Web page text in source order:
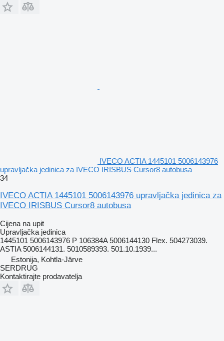
IVECO ACTIA 1445101 5006143976
upravljačka jedinica za IVECO IRISBUS Cursor8 autobusa
34
IVECO ACTIA 1445101 5006143976 upravljačka jedinica za
IVECO IRISBUS Cursor8 autobusa
Cijena na upit
Upravljačka jedinica
1445101 5006143976 P 106384A 5006144130 Flex. 504273039.
ASTIA 5006144131. 5010589393. 501.10.1939...
Estonija, Kohtla-Järve
SERDRUG
Kontaktirajte prodavatelja